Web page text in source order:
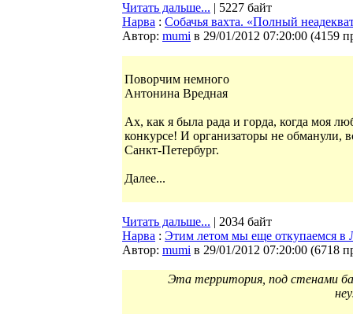
Читать дальше... | 5227 байт
Нарва : Собачья вахта. «Полный
Автор: mumi в 29/01/2012 07:20:00 (4159
Поворчим немного
Антонина Вредная
Ах, как я была рада и горда, когда моя
конкурсе! И организаторы не обманули,
Санкт-Петербург.
Далее...
Читать дальше... | 2034 байт
Нарва : Этим летом мы еще откупаемся в
Автор: mumi в 29/01/2012 07:20:00 (6718
Эта территория, под стенами